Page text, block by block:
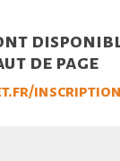
de page